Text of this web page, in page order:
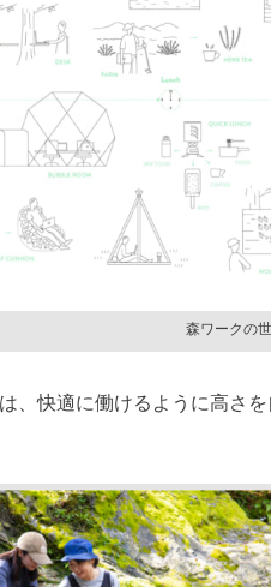
森ワークの
、快適に働けるように高さ